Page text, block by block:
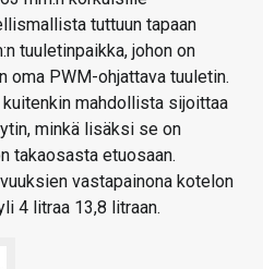
tuttuun tapaan
tuuletinpaikka, johon on
oma PWM-ohjattava tuuletin.
mahdollista sijoittaa
minkä lisäksi se on
takaosasta etuosaan.
vastapainona kotelon
4 litraa 13,8 litraan.